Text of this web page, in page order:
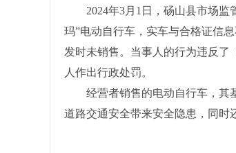
2024年3月1日，砀山县市场
玛”电动自行车，实车与合格证信
发时未销售。当事人的行为违反
人作出行政处罚。
经营者销售的电动自行车，其
道路交通安全带来安全隐患，同时